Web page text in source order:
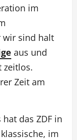
im
wir sind halt
aus und
zeitlos.
Zeit am
das ZDF in
im